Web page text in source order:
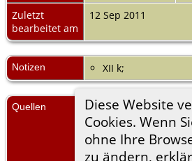
Diese Website
Cookies. Wenn
ohne Ihre
zu ändern,
Zuletzt
bearbeitet am
12 Sep 2011
Notizen XII k;
Quellen [S34] Deutsches
146 /
Bd.8,